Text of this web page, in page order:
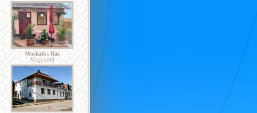
Muskátlis Ház
Mogyoród